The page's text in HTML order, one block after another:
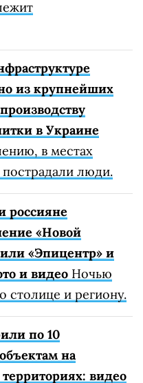
из крупнейших
в Украине
в местах
люди.
россияне
«Новой
«Эпицентр» и
и видео Ночью
столице и региону.
по 10
на
видео